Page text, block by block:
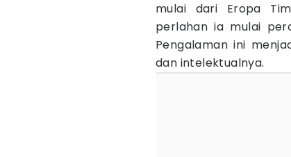
mulai dari Eropa
perlahan ia mulai
Pengalaman ini
dan intelektualnya.